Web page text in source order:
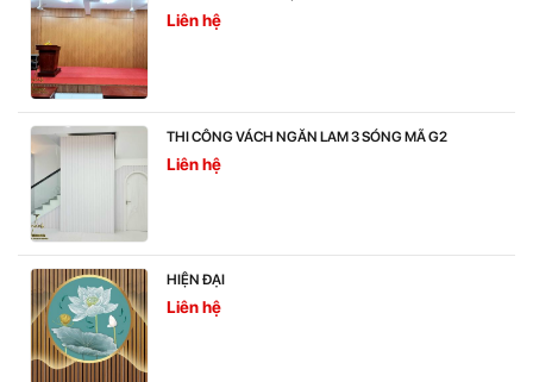
Liên hệ
THI CÔNG VÁCH NGĂN LAM 3 SÓNG MÃ G2
Liên hệ
HIỆN ĐẠI
Liên hệ